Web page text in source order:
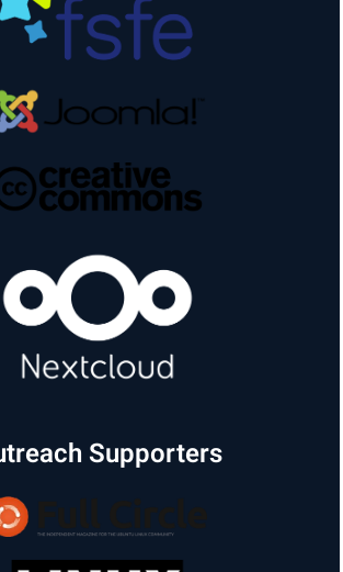
Outreach Supporters